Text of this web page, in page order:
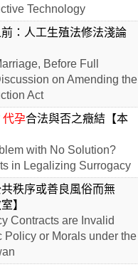
Technology
：人工生殖法修法淺論
Before Full
on Amending the
Act
代孕合法與否之癥結【本
with No Solution?
in Legalizing Surrogacy
秩序或善良風俗而無
】
Contracts are Invalid
Policy or Morals under the